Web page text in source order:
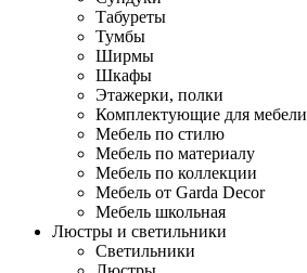
Табуреты
Тумбы
Ширмы
Шкафы
Этажерки, полки
Комплектующие для мебели
Мебель по стилю
Мебель по материалу
Мебель по коллекции
Мебель от Garda Decor
Мебель школьная
Люстры и светильники
Светильники